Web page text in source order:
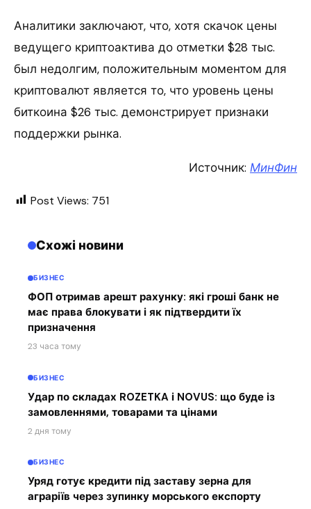
Аналитики заключают, что, хотя скачок цены
ведущего криптоактива до отметки $28 тыс.
был недолгим, положительным моментом для
криптовалют является то, что уровень цены
биткоина $26 тыс. демонстрирует признаки
поддержки рынка.
Источник: МинФин
Post Views: 751
Схожі новини
БИЗНЕС
ФОП отримав арешт рахунку: які гроші банк не
має права блокувати і як підтвердити їх
призначення
23 часа тому
БИЗНЕС
Удар по складах ROZETKA і NOVUS: що буде із
замовленнями, товарами та цінами
2 дня тому
БИЗНЕС
Уряд готує кредити під заставу зерна для
аграріїв через зупинку морського експорту